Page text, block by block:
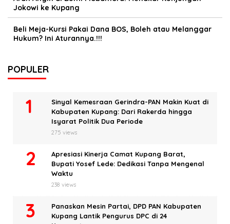
Jokowi ke Kupang
Beli Meja-Kursi Pakai Dana BOS, Boleh atau Melanggar
Hukum? Ini Aturannya.!!!
POPULER
Sinyal Kemesraan Gerindra-PAN Makin Kuat di
Kabupaten Kupang: Dari Rakerda hingga
Isyarat Politik Dua Periode
275 views
Apresiasi Kinerja Camat Kupang Barat,
Bupati Yosef Lede: Dedikasi Tanpa Mengenal
Waktu
238 views
Panaskan Mesin Partai, DPD PAN Kabupaten
Kupang Lantik Pengurus DPC di 24